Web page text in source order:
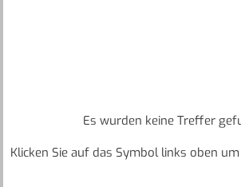
Es wurden keine Treffer
Klicken Sie auf das Symbol links oben